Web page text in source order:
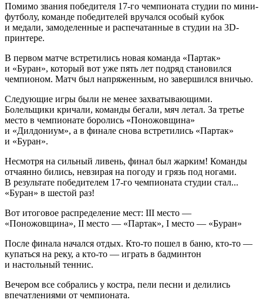
Помимо звания победителя 17-го чемпионата студии по мини-
футболу, команде победителей вручался особый кубок
и медали, замоделенные и распечатанные в студии на 3D-
принтере.
В первом матче встретились новая команда «Партак»
и «Буран», который вот уже пять лет подряд становился
чемпионом. Матч был напряженным, но завершился вничью.
Следующие игры были не менее захватывающими.
Болельщики кричали, команды бегали, мяч летал. За третье
место в чемпионате боролись «Поножовщина»
и «Дилдониум», а в финале снова встретились «Партак»
и «Буран».
Несмотря на сильный ливень, финал был жарким! Команды
отчаянно бились, невзирая на погоду и грязь под ногами.
В результате победителем 17-го чемпионата студии стал...
«Буран» в шестой раз!
Вот итоговое распределение мест: III место —
«Поножовщина», II место — «Партак», I место — «Буран»
После финала начался отдых. Кто-то пошел в баню, кто-то —
купаться на реку, а кто-то — играть в бадминтон
и настольный теннис.
Вечером все собрались у костра, пели песни и делились
впечатлениями от чемпионата.